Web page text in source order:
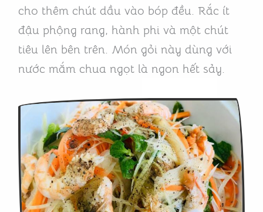
cho thêm chút dầu vào bóp đều. Rắc ít
đậu phộng rang, hành phi và một chút
tiêu lên bên trên. Món gỏi này dùng với
nước mắm chua ngọt là ngon hết sảy.